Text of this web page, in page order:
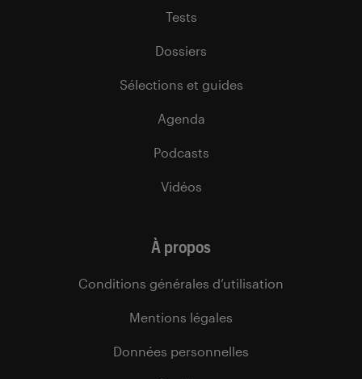
Tests
Dossiers
Sélections et guides
Agenda
Podcasts
Vidéos
À propos
Conditions générales d’utilisation
Mentions légales
Données personnelles